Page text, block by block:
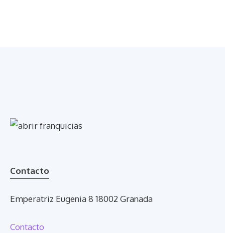
Contacto
Emperatriz Eugenia 8 18002 Granada
Contacto